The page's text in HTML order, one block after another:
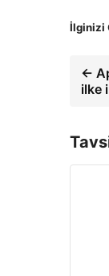
İlginizi
←
ilke